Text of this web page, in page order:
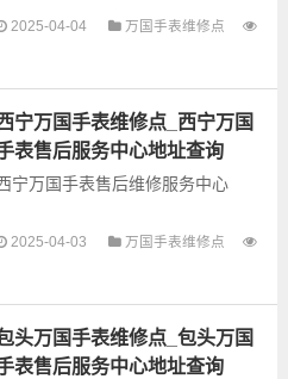
下是古锋网为您整理的宣城万国
故障检测维修，手表保养等业
，为了享受优质的...
2025-04-04
万国手表维修点
宁万国手表维修点_西宁万国
表售后服务中心地址查询
宁万国手表售后维修服务中心
下是古锋网为您整理的西宁万国
故障检测维修，手表保养等业
，为了享受优质的...
2025-04-03
万国手表维修点
头万国手表维修点_包头万国
表售后服务中心地址查询